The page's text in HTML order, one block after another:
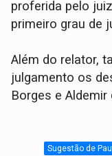
proferida pelo
primeiro grau de
Além do relator,
julgamento os
Borges e Aldemir
Sugestão de